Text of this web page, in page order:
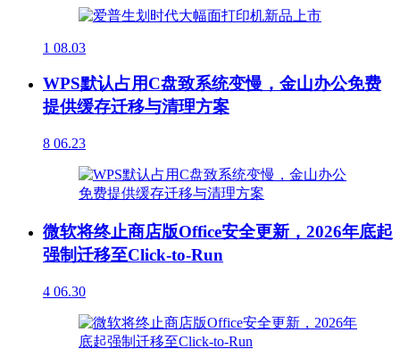
1 08.03
WPS默认占用C盘致系统变慢，金山办公免费
提供缓存迁移与清理方案
8 06.23
微软将终止商店版Office安全更新，2026年底起
强制迁移至Click-to-Run
4 06.30